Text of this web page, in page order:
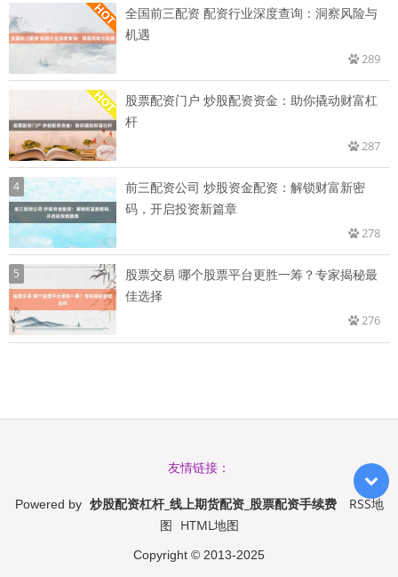
全国前三配资 配资行业深度查询：洞察风险与
机遇
289
股票配资门户 炒股配资资金：助你撬动财富杠
杆
287
4
前三配资公司 炒股资金配资：解锁财富新密
码，开启投资新篇章
278
5
股票交易 哪个股票平台更胜一筹？专家揭秘最
佳选择
276
友情链接：
Powered by 炒股配资杠杆_线上期货配资_股票配资手续费
RSS地
图 HTML地图
Copyright © 2013-2025